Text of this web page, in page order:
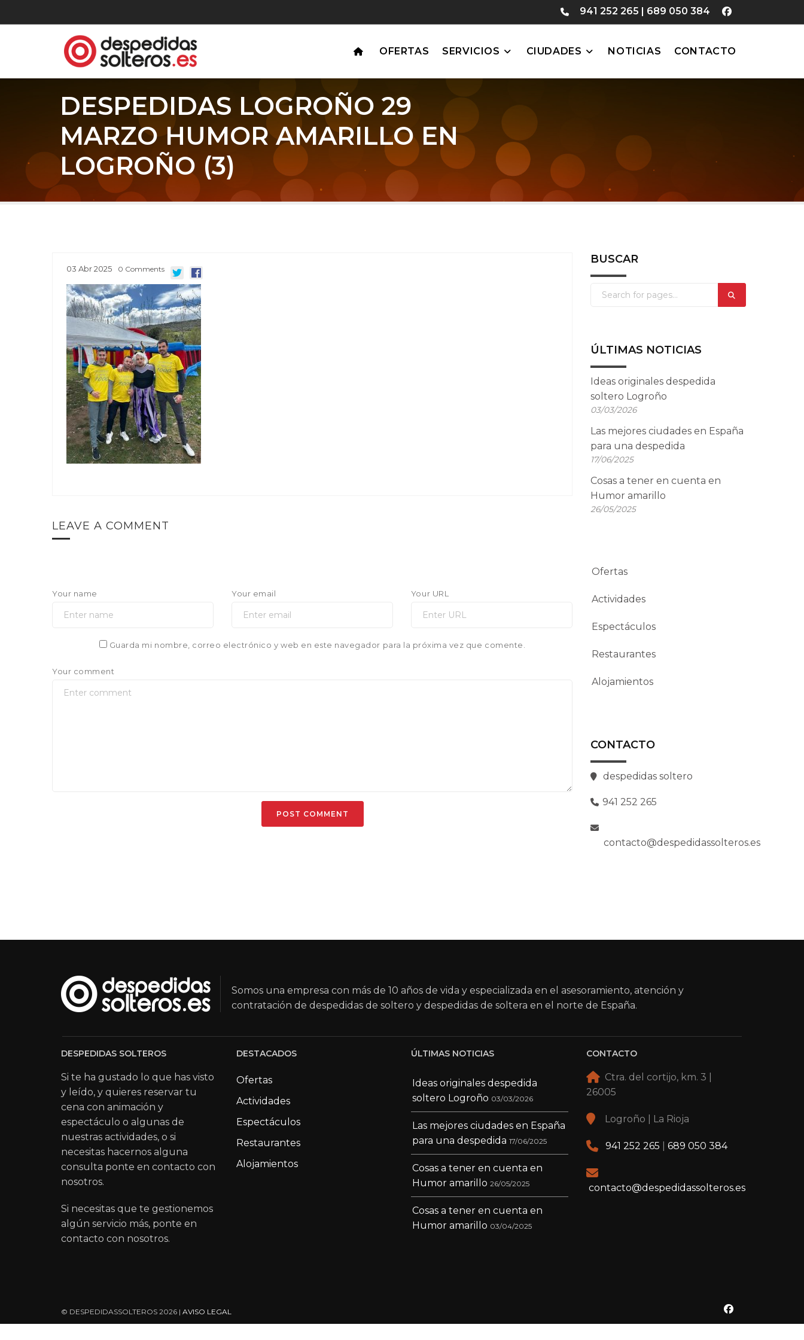
941 252 265 | 689 050 384
OFERTAS SERVICIOS CIUDADES NOTICIAS CONTACTO
DESPEDIDAS LOGROÑO 29
MARZO HUMOR AMARILLO EN
LOGROÑO (3)
03 Abr2025 0 Comments
LEAVE A COMMENT
Your name Your email Your URL
Guarda mi nombre, correo electrónico y web en este navegador para la próxima vez que comente.
Your comment
BUSCAR
ÚLTIMAS NOTICIAS
Ideas originales despedida
soltero Logroño
03/03/2026
Las mejores ciudades en España
para una despedida
17/06/2025
Cosas a tener en cuenta en
Humor amarillo
26/05/2025
Ofertas
Actividades
Espectáculos
Restaurantes
Alojamientos
CONTACTO
despedidas soltero
941 252 265
contacto@despedidassolteros.es
Somos una empresa con más de 10 años de vida y especializada en el asesoramiento, atención y
contratación de despedidas de soltero y despedidas de soltera en el norte de España.
DESPEDIDAS SOLTEROS
Si te ha gustado lo que has visto
y leído, y quieres reservar tu
cena con animación y
espectáculo o algunas de
nuestras actividades, o si
necesitas hacernos alguna
consulta ponte en contacto con
nosotros.
Si necesitas que te gestionemos
algún servicio más, ponte en
contacto con nosotros.
DESTACADOS
Ofertas
Actividades
Espectáculos
Restaurantes
Alojamientos
ÚLTIMAS NOTICIAS
Ideas originales despedida
soltero Logroño 03/03/2026
Las mejores ciudades en España
para una despedida 17/06/2025
Cosas a tener en cuenta en
Humor amarillo 26/05/2025
Cosas a tener en cuenta en
Humor amarillo 03/04/2025
CONTACTO
Ctra. del cortijo, km. 3 |
26005
Logroño | La Rioja
941 252 265 689 050 384
contacto@despedidassolteros.es
© DESPEDIDASSOLTEROS 2026 | AVISO LEGAL